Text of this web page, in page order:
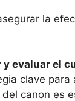
la
y evaluar el
clave para
canon es